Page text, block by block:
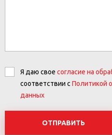
Я даю своесогласие на
соответствии сПолитикой
данных
ОТПРАВИТЬ